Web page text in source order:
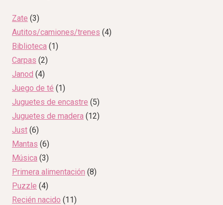
Autitos/camiones/trenes 4
Biblioteca 1
Carpas 2
Janod 4
Juego de té 1
Juguetes de encastre 5
Juguetes de madera 12
Just 6
Mantas 6
Música 3
Primera alimentación 8
Puzzle 4
Recién nacido 11
Zate 3